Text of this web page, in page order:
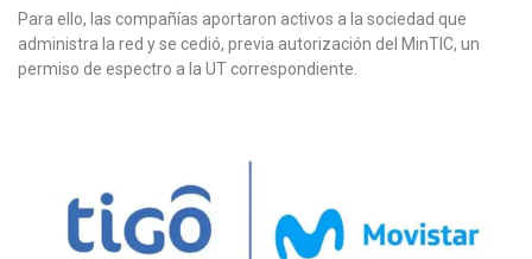
Para ello, las compañías aportaron activos a la sociedad que
administra la red y se cedió, previa autorización del MinTIC, un
permiso de espectro a la UT correspondiente.